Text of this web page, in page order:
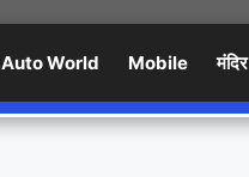
Auto World Mobile मंदिर